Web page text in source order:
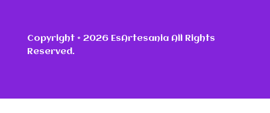
Copyright © 2026 EsArtesania All Rights
Reserved.